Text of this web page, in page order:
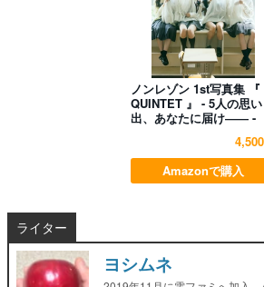
ノンレゾン 1st写真集 『
QUINTET 』 - 5人の思い
出、あなたに届け―― -
Amazonで購入
ライター
ヨシムネ